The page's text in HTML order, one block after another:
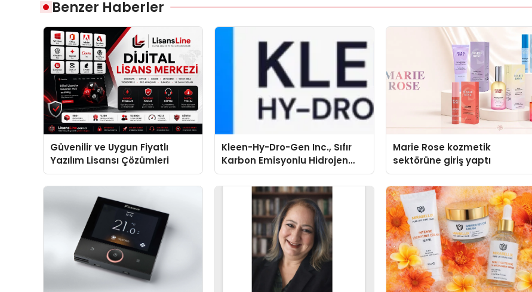
Benzer Haberler
Güvenilir ve Uygun Fiyatlı
Yazılım Lisansı Çözümleri
Kleen-Hy-Dro-Gen Inc., Sıfır
Karbon Emisyonlu Hidrojen
Isıtma Teknolojisinde ISO ve
TSSA Düzenleyici Onaylarını
Marie Rose kozmetik
sektörüne giriş yaptı